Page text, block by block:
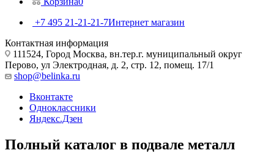
+7 495 21-21-21-7Интернет магазин
Контактная информация
111524, Город Москва, вн.тер.г. муниципальный округ
Перово, ул Электродная, д. 2, стр. 12, помещ. 17/1
shop@belinka.ru
Вконтакте
Одноклассники
Яндекс.Дзен
Полный каталог в подвале металл